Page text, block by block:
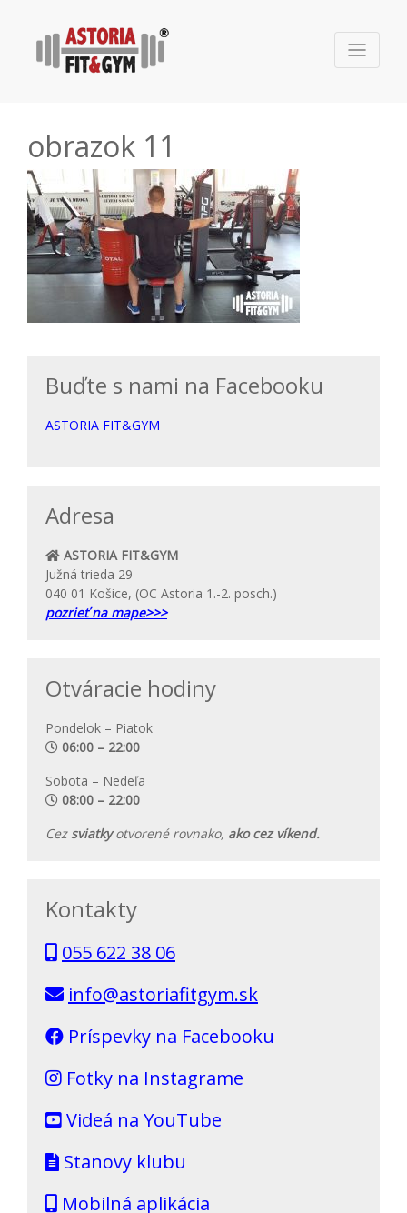
obrazok 11
Buďte s nami na Facebooku
ASTORIA FIT&GYM
Adresa
ASTORIA FIT&GYM
Južná trieda 29
040 01 Košice, (OC Astoria 1.-2. posch.)
pozrieť na mape>>>
Otváracie hodiny
Pondelok – Piatok
06:00 – 22:00
Sobota – Nedeľa
08:00 – 22:00
Cez sviatkyotvorené rovnako, ako cez víkend.
Kontakty
055 622 38 06
info@astoriafitgym.sk
Príspevky na Facebooku
Fotky na Instagrame
Videá na YouTube
Stanovy klubu
Mobilná aplikácia